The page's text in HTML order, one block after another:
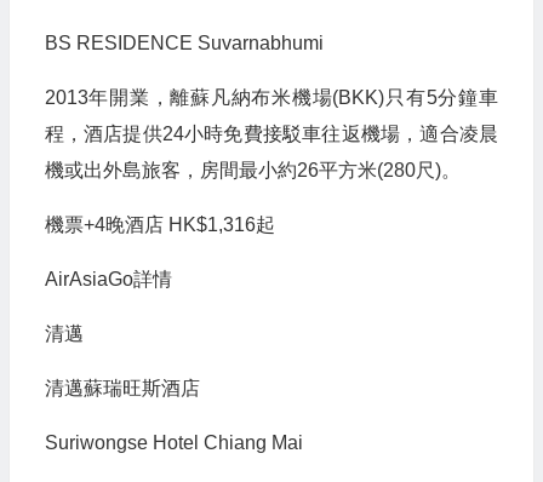
BS RESIDENCE Suvarnabhumi
2013年開業，離蘇凡納布米機場(BKK)只有5分鐘車
程，酒店提供24小時免費接駁車往返機場，適合凌晨
機或出外島旅客，房間最小約26平方米(280尺)。
機票+4晚酒店 HK$1,316起
AirAsiaGo詳情
清邁
清邁蘇瑞旺斯酒店
Suriwongse Hotel Chiang Mai